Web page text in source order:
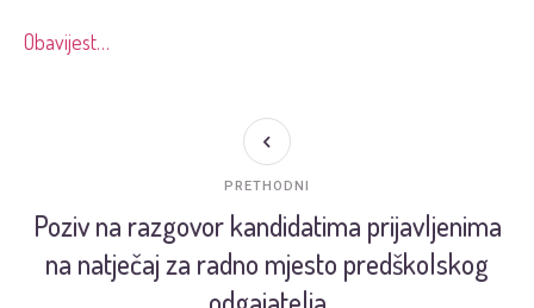
Obavijest…
Poziv na razgovor kandidatima prijavljenima
na natječaj za radno mjesto predškolskog
PRETHODNI